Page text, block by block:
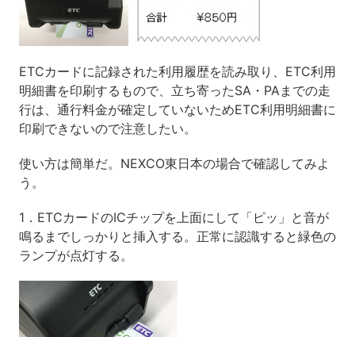
ETCカードに記録された利用履歴を読み取り、ETC利用
明細書を印刷するもので、立ち寄ったSA・PAまでの走
行は、通行料金が確定していないためETC利用明細書に
印刷できないので注意したい。
使い方は簡単だ。NEXCO東日本の場合で確認してみよ
う。
1．ETCカードのICチップを上面にして「ピッ」と音が
鳴るまでしっかりと挿入する。正常に認識すると緑色の
ランプが点灯する。